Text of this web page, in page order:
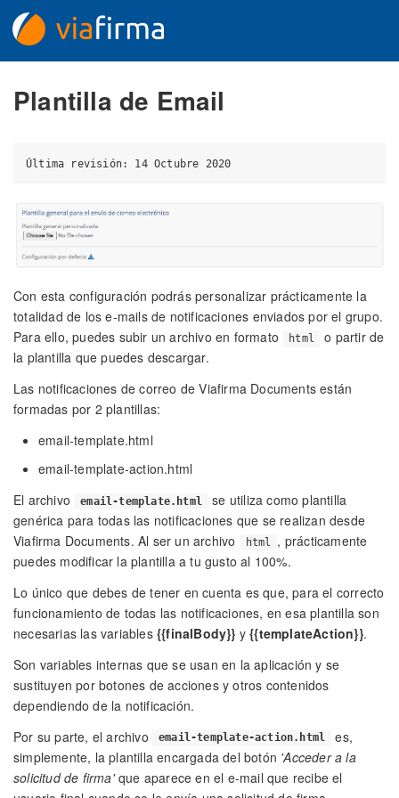
Plantilla de Email
Con esta configuración podrás personalizar prácticamente la
totalidad de los e-mails de notificaciones enviados por el grupo.
Para ello, puedes subir un archivo en formato
html
o partir de
la plantilla que puedes descargar.
Las notificaciones de correo de Viafirma Documents están
formadas por 2 plantillas:
email-template.html
email-template-action.html
El archivo
email-template.html
se utiliza como plantilla
genérica para todas las notificaciones que se realizan desde
Viafirma Documents. Al ser un archivo
html
, prácticamente
puedes modificar la plantilla a tu gusto al 100%.
Lo único que debes de tener en cuenta es que, para el correcto
funcionamiento de todas las notificaciones, en esa plantilla son
necesarias las variables {{finalBody}} y{{templateAction}}.
Son variables internas que se usan en la aplicación y se
sustituyen por botones de acciones y otros contenidos
dependiendo de la notificación.
Por su parte, el archivo
email-template-action.html
es,
simplemente, la plantilla encargada del botón 'Acceder a la
solicitud de firma'que aparece en el e-mail que recibe el